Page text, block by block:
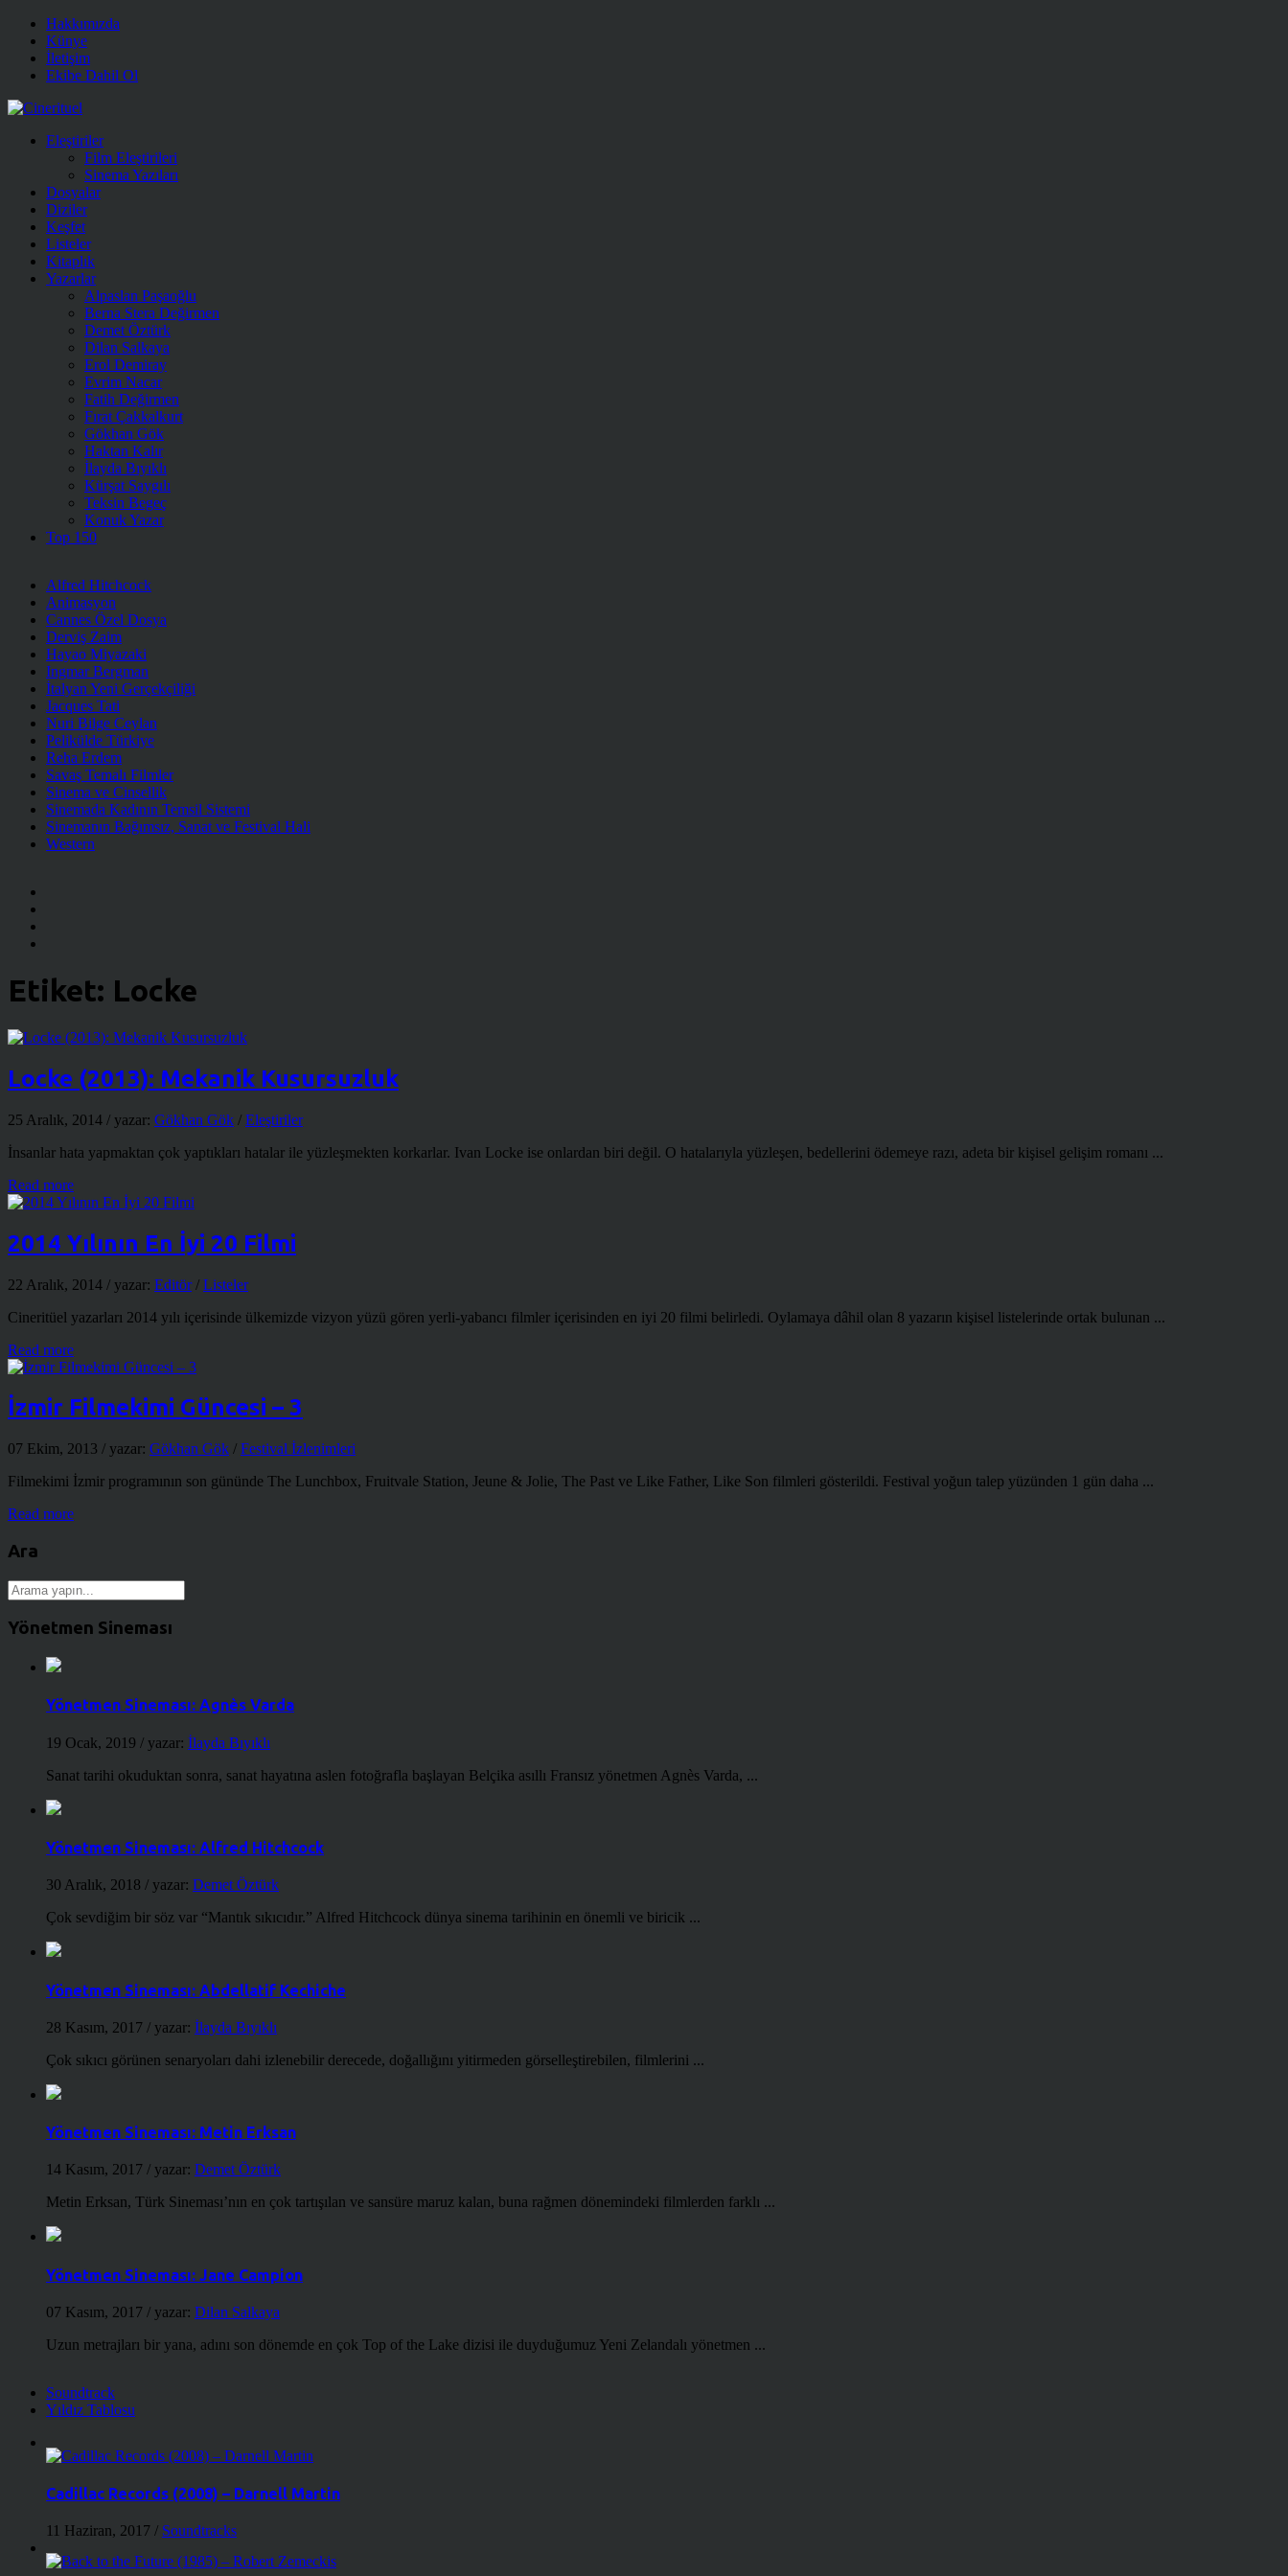
Hakkımızda
Künye
İletişim
Ekibe Dahil Ol
Eleştiriler
Film Eleştirileri
Sinema Yazıları
Dosyalar
Diziler
Keşfet
Listeler
Kitaplık
Yazarlar
Alpaslan Paşaoğlu
Berna Stera Değirmen
Demet Öztürk
Dilan Salkaya
Erol Demiray
Evrim Nacar
Fatih Değirmen
Fırat Çakkalkurt
Gökhan Gök
Haktan Kalır
İlayda Bıyıklı
Kürşat Saygılı
Teksin Begeç
Konuk Yazar
Top 150
Alfred Hitchcock
Animasyon
Cannes Özel Dosya
Derviş Zaim
Hayao Miyazaki
Ingmar Bergman
İtalyan Yeni Gerçekçiliği
Jacques Tati
Nuri Bilge Ceylan
Pelikülde Türkiye
Reha Erdem
Savaş Temalı Filmler
Sinema ve Cinsellik
Sinemada Kadının Temsil Sistemi
Sinemanın Bağımsız, Sanat ve Festival Hali
Western
Etiket: Locke
Locke (2013): Mekanik Kusursuzluk
25 Aralık, 2014 / yazar: Gökhan Gök / Eleştiriler
İnsanlar hata yapmaktan çok yaptıkları hatalar ile yüzleşmekten korkarlar. Ivan Locke ise onlardan biri değil. O hatalarıyla yüzleşen, bedellerini ödemeye razı, adeta bir kişisel gelişim romanı ...
Read more
2014 Yılının En İyi 20 Filmi
22 Aralık, 2014 / yazar: Editör/ Listeler
Cineritüel yazarları 2014 yılı içerisinde ülkemizde vizyon yüzü gören yerli-yabancı filmler içerisinden en iyi 20 filmi belirledi. Oylamaya dâhil olan 8 yazarın kişisel listelerinde ortak bulunan ...
Read more
İzmir Filmekimi Güncesi – 3
07 Ekim, 2013 / yazar: Gökhan Gök / Festival İzlenimleri
Filmekimi İzmir programının son gününde The Lunchbox, Fruitvale Station, Jeune & Jolie, The Past ve Like Father, Like Son filmleri gösterildi. Festival yoğun talep yüzünden 1 gün daha ...
Read more
Ara
Yönetmen Sineması
Yönetmen Sineması: Agnès Varda
19 Ocak, 2019 / yazar: İlayda Bıyıklı
Sanat tarihi okuduktan sonra, sanat hayatına aslen fotoğrafla başlayan Belçika asıllı Fransız yönetmen Agnès Varda, ...
Yönetmen Sineması: Alfred Hitchcock
30 Aralık, 2018 / yazar: Demet Öztürk
Çok sevdiğim bir söz var “Mantık sıkıcıdır.” Alfred Hitchcock dünya sinema tarihinin en önemli ve biricik ...
Yönetmen Sineması: Abdellatif Kechiche
28 Kasım, 2017 / yazar: İlayda Bıyıklı
Çok sıkıcı görünen senaryoları dahi izlenebilir derecede, doğallığını yitirmeden görselleştirebilen, filmlerini ...
Yönetmen Sineması: Metin Erksan
14 Kasım, 2017 / yazar: Demet Öztürk
Metin Erksan, Türk Sineması’nın en çok tartışılan ve sansüre maruz kalan, buna rağmen dönemindeki filmlerden farklı ...
Yönetmen Sineması: Jane Campion
07 Kasım, 2017 / yazar: Dilan Salkaya
Uzun metrajları bir yana, adını son dönemde en çok Top of the Lake dizisi ile duyduğumuz Yeni Zelandalı yönetmen ...
Soundtrack
Yıldız Tablosu
Cadillac Records (2008) – Darnell Martin
11 Haziran, 2017 / Soundtracks